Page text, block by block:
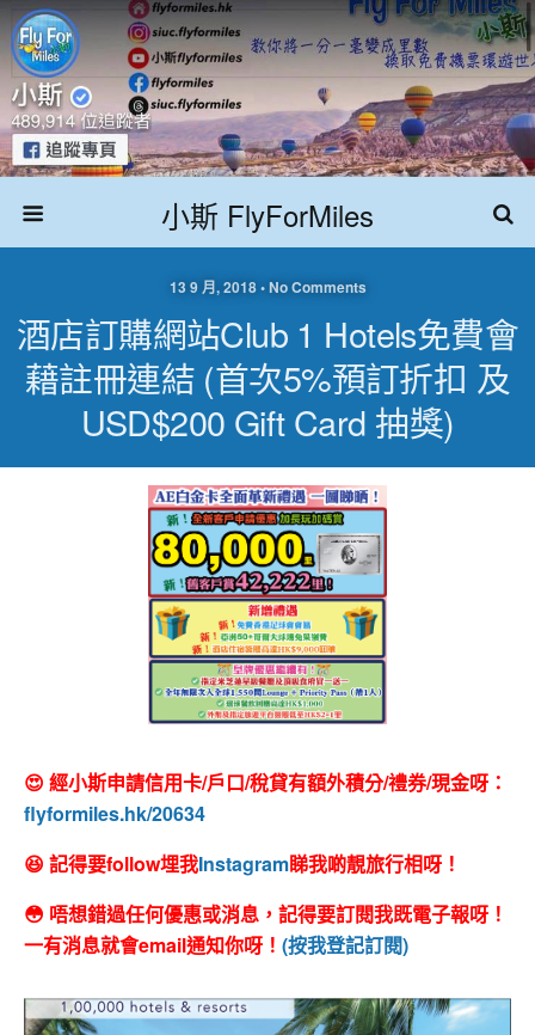
小斯 FlyForMiles
13 9 月, 2018 • No Comments
酒店訂購網站Club 1 Hotels免費會
藉註冊連結 (首次5%預訂折扣 及
USD$200 Gift Card 抽獎)
😍 經小斯申請信用卡/戶口/稅貸有額外積分/禮券/現金呀：
flyformiles.hk/20634
😆 記得要follow埋我Instagram睇我啲靚旅行相呀！
😳 唔想錯過任何優惠或消息，記得要訂閱我既電子報呀！
一有消息就會email通知你呀！ (按我登記訂閱)